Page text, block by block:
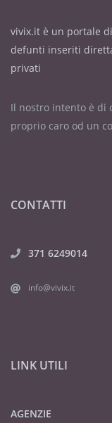
vivix.it è un portale
defunti inseriti
privati
Il nostro intento è di
proprio caro od un
CONTATTI
371 6249014
info@vivix.it
LINK UTILI
AGENZIE